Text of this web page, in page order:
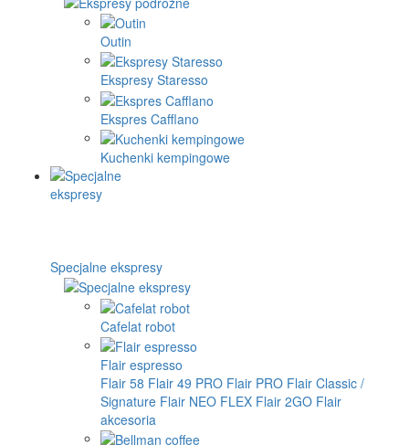
Outin
Ekspresy Staresso
Ekspres Cafflano
Kuchenki kempingowe
Specjalne ekspresy
Cafelat robot
Flair espresso
Flair 58 Flair 49 PRO Flair PRO Flair Classic /
Signature Flair NEO FLEX Flair 2GO Flair
akcesoria